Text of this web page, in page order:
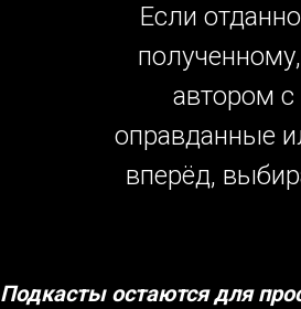
Если
автором с
оправданные
вперёд,
Подкасты остаются для